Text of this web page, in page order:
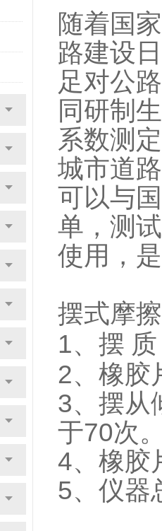
随着国
路建设
足对公
同研制
系数测
城市道
可以与
单，测
使用，
摆式摩
1、摆 质
2、橡胶
3、摆从
于70次
4、橡胶
5、仪器